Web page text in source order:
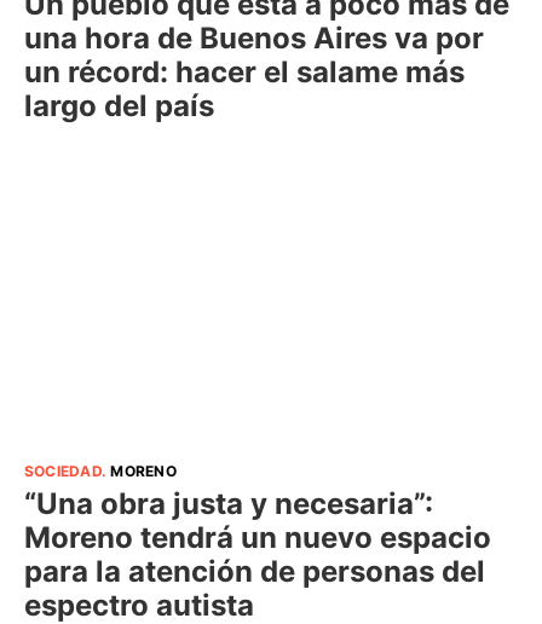
una hora de Buenos Aires va por
un récord: hacer el salame más
largo del país
SOCIEDAD.MORENO
“Una obra justa y necesaria”:
Moreno tendrá un nuevo espacio
para la atención de personas del
espectro autista